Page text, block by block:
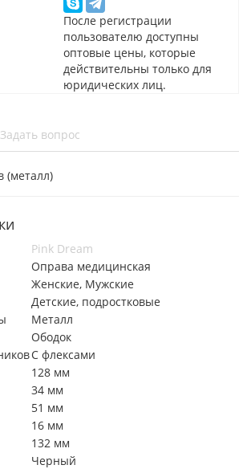
После регистрации
пользователю доступны
оптовые цены, которые
действительны только для
юридических лиц.
Задать вопрос
(металл)
Pink Dream
Оправа медицинская
Женские, Мужские
Детские, подростковые
Металл
Ободок
С флексами
128 мм
34 мм
51 мм
16 мм
132 мм
Черный